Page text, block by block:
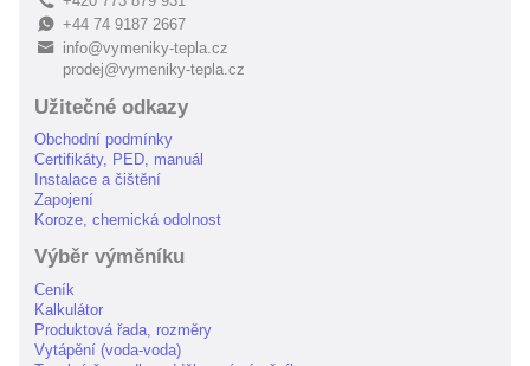
E+44 74 9187 2667
B
info@vymeniky-tepla.cz
prodej@vymeniky-tepla.cz
Užitečné odkazy
Obchodní podmínky
Certifikáty, PED, manuál
Instalace a čištění
Zapojení
Koroze, chemická odolnost
Výběr výměníku
Ceník
Kalkulátor
Produktová řada, rozměry
Vytápění (voda-voda)